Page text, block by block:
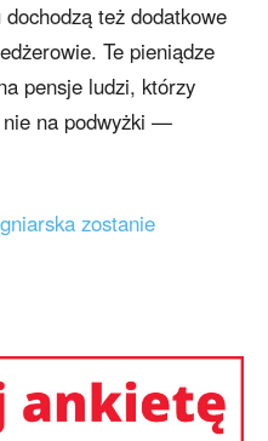
też dodatkowe
Te pieniądze
pensje ludzi, którzy
nie na podwyżki —
zostanie